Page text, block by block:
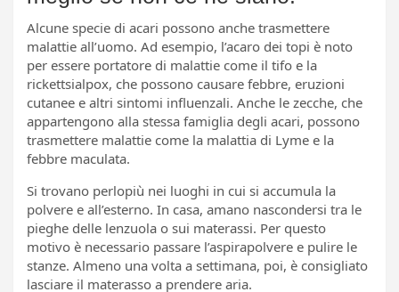
Alcune specie di acari possono anche trasmettere
malattie all’uomo. Ad esempio, l’acaro dei topi è noto
per essere portatore di malattie come il tifo e la
rickettsialpox, che possono causare febbre, eruzioni
cutanee e altri sintomi influenzali. Anche le zecche, che
appartengono alla stessa famiglia degli acari, possono
trasmettere malattie come la malattia di Lyme e la
febbre maculata.
Si trovano perlopiù nei luoghi in cui si accumula la
polvere e all’esterno. In casa, amano nascondersi tra le
pieghe delle lenzuola o sui materassi. Per questo
motivo è necessario passare l’aspirapolvere e pulire le
stanze. Almeno una volta a settimana, poi, è consigliato
lasciare il materasso a prendere aria.